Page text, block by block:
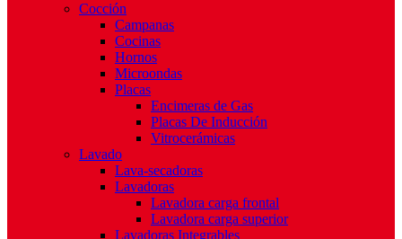
Cocción
Campanas
Cocinas
Hornos
Microondas
Placas
Encimeras de Gas
Placas De Inducción
Vitrocerámicas
Lavado
Lava-secadoras
Lavadoras
Lavadora carga frontal
Lavadora carga superior
Lavadoras Integrables